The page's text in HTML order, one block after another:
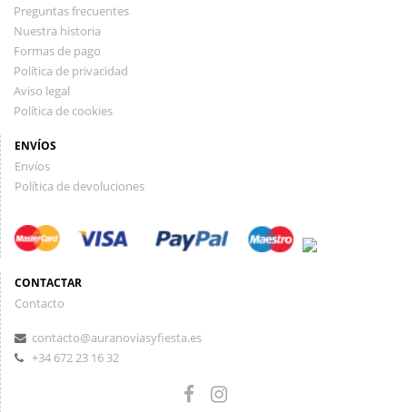
Preguntas frecuentes
Nuestra historia
Formas de pago
Política de privacidad
Aviso legal
Política de cookies
ENVÍOS
Envíos
Política de devoluciones
CONTACTAR
Contacto
contacto@auranoviasyfiesta.es
+34 672 23 16 32